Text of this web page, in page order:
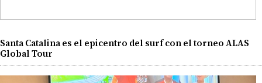
Santa Catalina es el epicentro del surf con el torneo ALAS
Global Tour